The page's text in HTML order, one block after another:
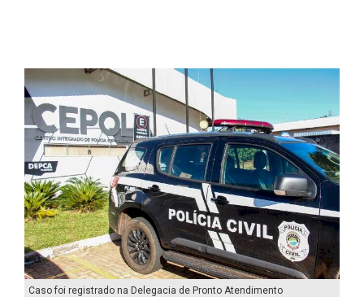
Caso foi registrado na Delegacia de Pronto Atendimento